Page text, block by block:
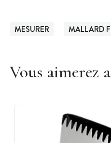
MESURER MALLARD
Vous aimerez